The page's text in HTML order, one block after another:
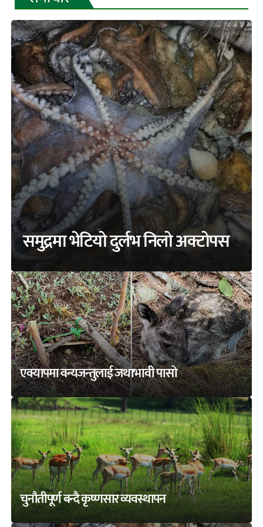
समुद्रमा भेटियो दुर्लभ निलो अक्टोपस
एक्यापमा वन्यजन्तुलाई जथाभावी पासो
चुनौतीपूर्ण बन्दै कृष्णसार व्यवस्थापन